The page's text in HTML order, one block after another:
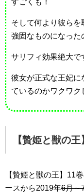
そして何より彼らを
強固なものになった
サリフィ効果絶大で
彼女が正式な王妃に
ているのかワクワク
【贄姫と獣の
【贄姫と獣の王】11
ースから2019年6月～